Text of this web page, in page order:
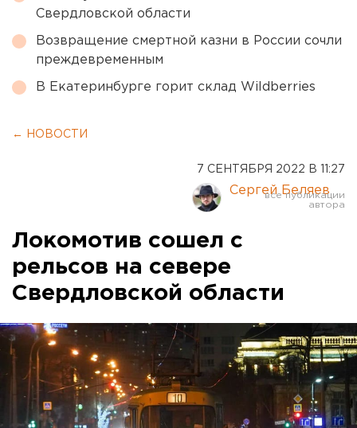
Свердловской области
Возвращение смертной казни в России сочли
преждевременным
В Екатеринбурге горит склад Wildberries
← НОВОСТИ
7 СЕНТЯБРЯ 2022 В 11:27
Сергей Беляев
Локомотив сошел с
рельсов на севере
Свердловской области